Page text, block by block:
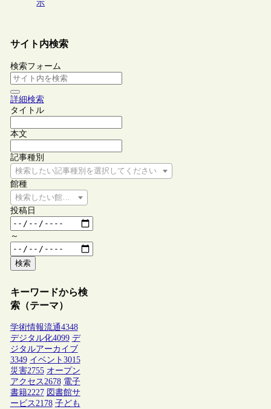
示
サイト内検索
検索フォーム
詳細検索
タイトル
本文
記事種別
検索したい記事種別を選択してください
館種
検索したい館種を選択してください
投稿日
～
検索
キーワードから検
索（テーマ）
学術情報流通4348
デジタル化4099 デ
ジタルアーカイブ
3349 イベント 3015
災害2755 オープン
アクセス2678 電子
書籍2227 図書館サ
ービス2178 子ども